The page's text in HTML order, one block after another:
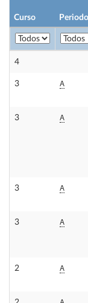
Curso Periodo
4
3 A
3 A
3 A
3 A
2 A